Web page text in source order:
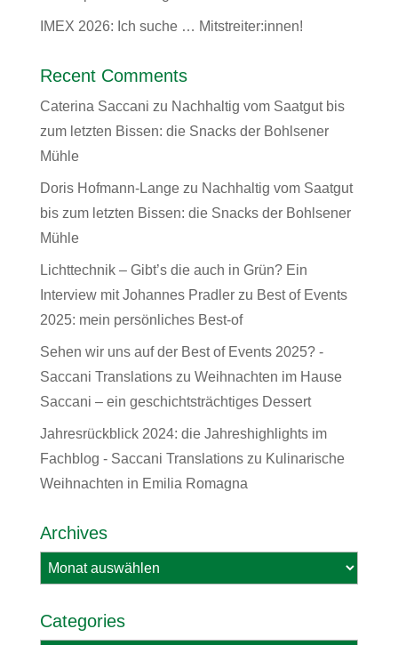
IMEX 2026: Ich suche … Mitstreiter:innen!
Recent Comments
Caterina Saccani zu Nachhaltig vom Saatgut bis
zum letzten Bissen: die Snacks der Bohlsener
Mühle
Doris Hofmann-Langezu Nachhaltig vom Saatgut
bis zum letzten Bissen: die Snacks der Bohlsener
Mühle
Lichttechnik – Gibt’s die auch in Grün? Ein
Interview mit Johannes Pradlerzu Best of Events
2025: mein persönliches Best-of
Sehen wir uns auf der Best of Events 2025? -
Saccani Translationszu Weihnachten im Hause
Saccani – ein geschichtsträchtiges Dessert
Jahresrückblick 2024: die Jahreshighlights im
Fachblog - Saccani Translationszu Kulinarische
Weihnachten in Emilia Romagna
Archives
Archives
Categories